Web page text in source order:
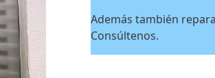
Además también
Consúltenos.